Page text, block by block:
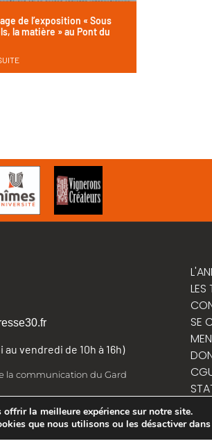
de l’exposition « Sous
la matière » au Pont du
au vendredi de 10h à 16h)
la communication du Gard
LES
SE
la meilleure expérience sur notre site.
que nous utilisons ou les désactiver dans